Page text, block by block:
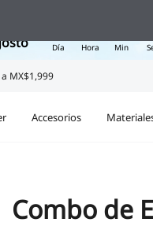
Día Hora Min
Accesorios
Combo de